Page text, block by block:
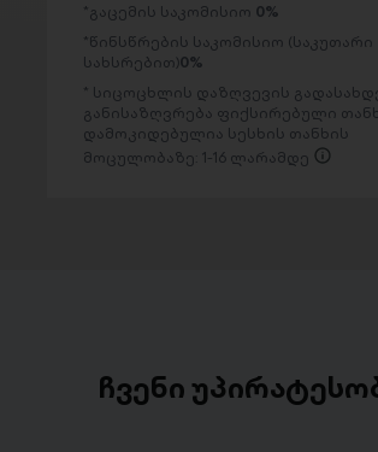
გაცემის საკომისიო 0%
წინსწრების საკომისიო (საკუთარი
სახსრებით)0%
სიცოცხლის დაზღვევის
განისაზღვრება ფიქსირებული
დამოკიდებულია სესხის თანხის
მოცულობაზე: 1-16 ლარამდე
ჩვენი